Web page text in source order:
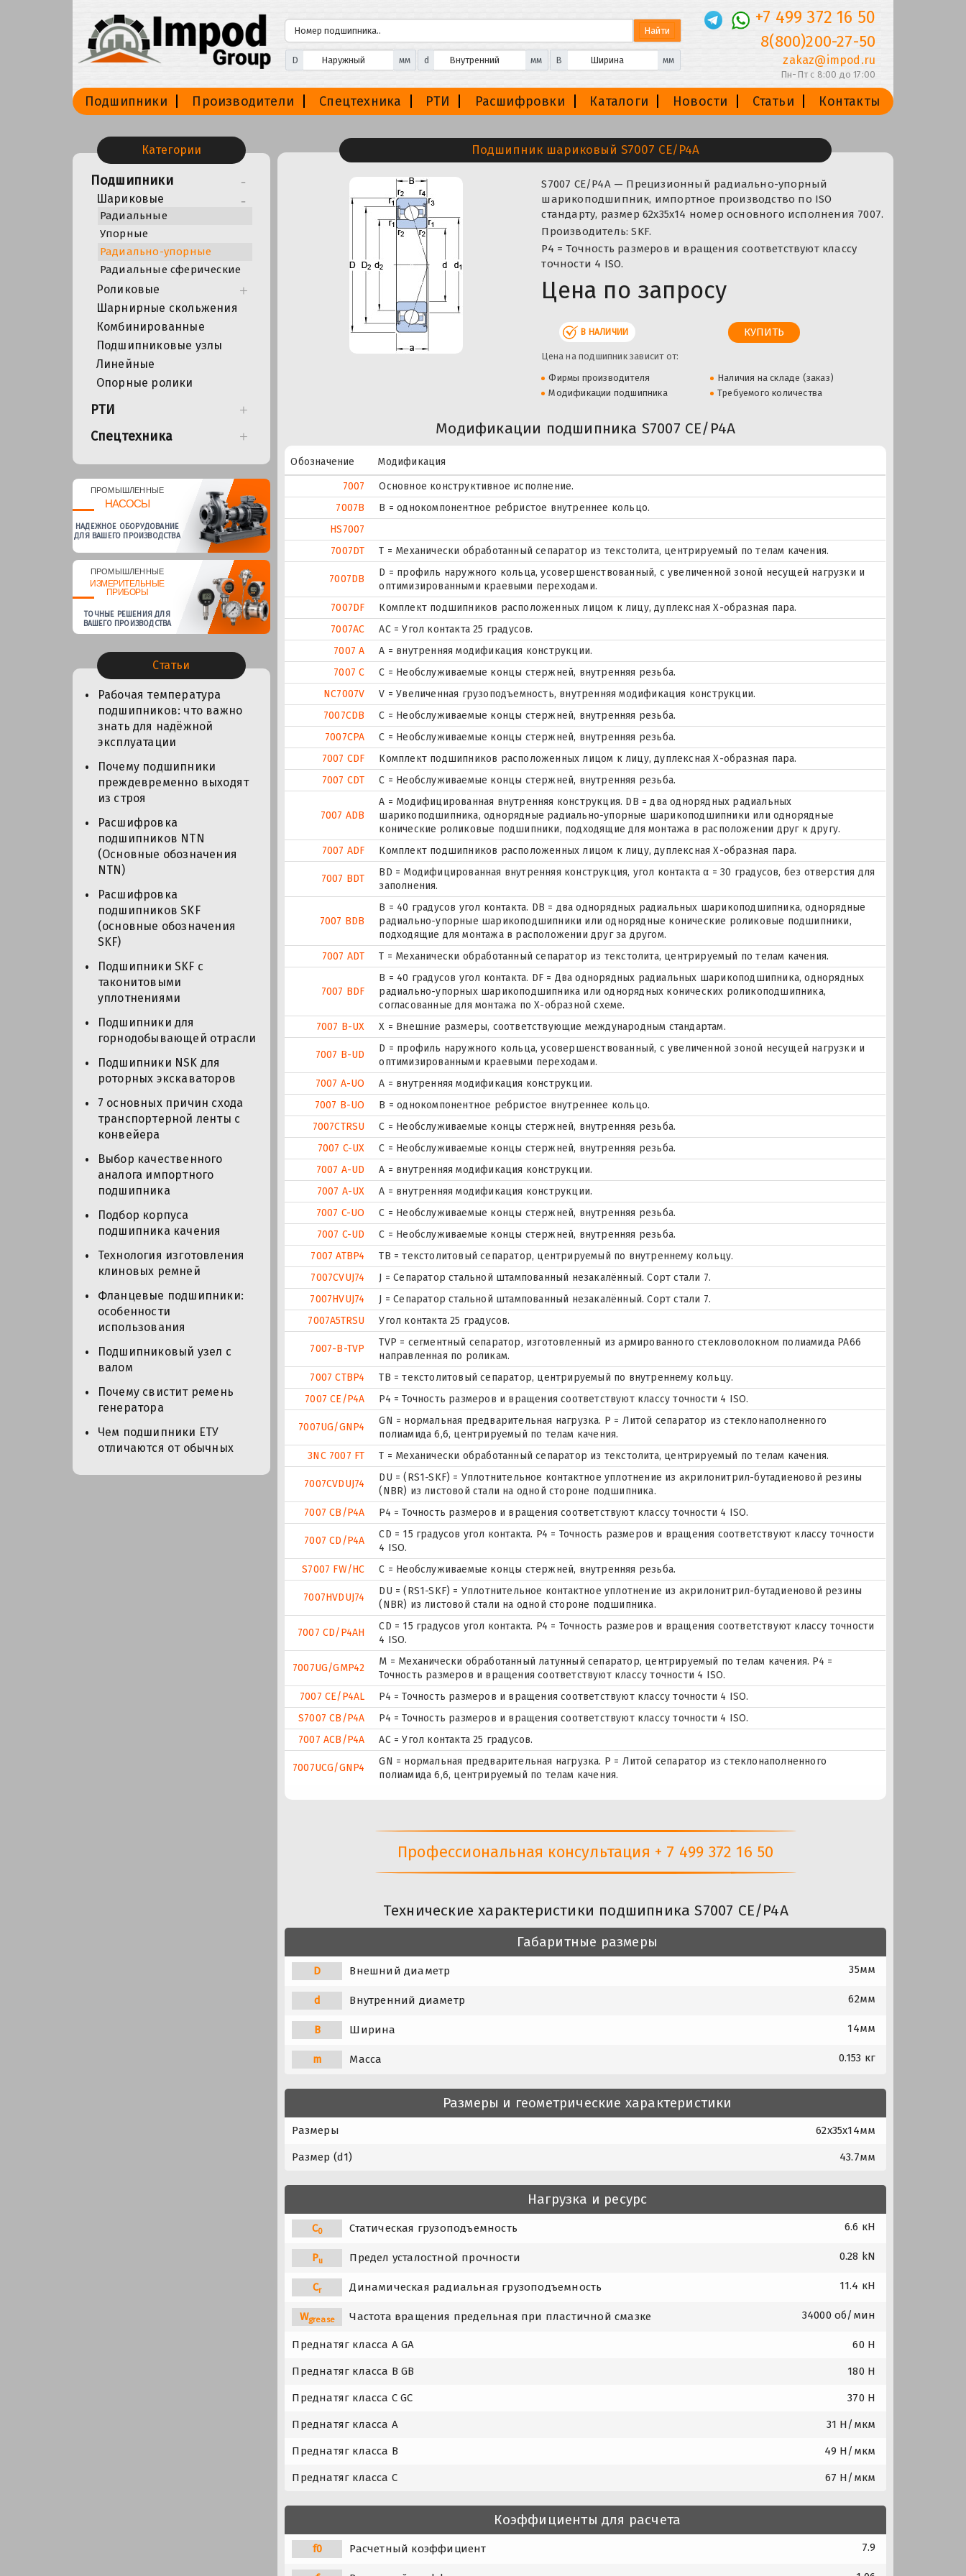
D мм d мм B мм
+7 499 372 16 50
8(800)200-27-50
zakaz@impod.ru
Пн-Пт с 8:00 до 17:00
Подшипники Производители Спецтехника РТИ Расшифровки Каталоги Новости Статьи Контакты
Категории
Подшипники
Шариковые
Радиальные
Упорные
Радиально-упорные
Радиальные сферические
Роликовые
Шарнирные скольжения
Комбинированные
Подшипниковые узлы
Линейные
Опорные ролики
РТИ
Спецтехника
ПРОМЫШЛЕННЫЕ
НАСОСЫ
НАДЕЖНОЕ ОБОРУДОВАНИЕ
ДЛЯ ВАШЕГО ПРОИЗВОДСТВА
ПРОМЫШЛЕННЫЕ
ИЗМЕРИТЕЛЬНЫЕ
ПРИБОРЫ
ТОЧНЫЕ РЕШЕНИЯ ДЛЯ
ВАШЕГО ПРОИЗВОДСТВА
Статьи
Рабочая температура
подшипников: что важно
знать для надёжной
эксплуатации
Почему подшипники
преждевременно выходят
из строя
Расшифровка
подшипников NTN
(Основные обозначения
NTN)
Расшифровка
подшипников SKF
(основные обозначения
SKF)
Подшипники SKF с
таконитовыми
уплотнениями
Подшипники для
горнодобывающей отрасли
Подшипники NSK для
роторных экскаваторов
7 основных причин схода
транспортерной ленты с
конвейера
Выбор качественного
аналога импортного
подшипника
Подбор корпуса
подшипника качения
Технология изготовления
клиновых ремней
Фланцевые подшипники:
особенности
использования
Подшипниковый узел с
валом
Почему свистит ремень
генератора
Чем подшипники ЕТУ
отличаются от обычных
Подшипник шариковый S7007 CE/P4A
S7007 CE/P4A — Прецизионный радиально-упорный
шарикоподшипник, импортное производство по ISO
стандарту, размер 62x35x14 номер основного исполнения 7007.
Производитель: SKF.
P4 = Точность размеров и вращения соответствуют классу
точности 4 ISO.
Цена по запросу
В НАЛИЧИИ
Цена на подшипник зависит от:
Фирмы производителя
Наличия на складе (заказ)
Модификации подшипника
Требуемого количества
Модификации подшипника S7007 CE/P4A
Обозначение
Модификация
7007
Основное конструктивное исполнение.
7007B
B = однокомпонентное ребристое внутреннее кольцо.
HS7007
7007DT
T = Механически обработанный сепаратор из текстолита, центрируемый по телам качения.
7007DB
D = профиль наружного кольца, усовершенствованный, с увеличенной зоной несущей нагрузки и
оптимизированными краевыми переходами.
7007DF
Комплект подшипников расположенных лицом к лицу, дуплексная Х-образная пара.
7007AC
AC = Угол контакта 25 градусов.
7007 A
A = внутренняя модификация конструкции.
7007 C
С = Необслуживаемые концы стержней, внутренняя резьба.
NC7007V
V = Увеличенная грузоподъемность, внутренняя модификация конструкции.
7007CDB
С = Необслуживаемые концы стержней, внутренняя резьба.
7007CPA
С = Необслуживаемые концы стержней, внутренняя резьба.
7007 CDF
Комплект подшипников расположенных лицом к лицу, дуплексная Х-образная пара.
7007 CDT
С = Необслуживаемые концы стержней, внутренняя резьба.
7007 ADB
A = Модифицированная внутренняя конструкция. DB = два однорядных радиальных
шарикоподшипника, однорядные радиально-упорные шарикоподшипники или однорядные
конические роликовые подшипники, подходящие для монтажа в расположении друг к другу.
7007 ADF
Комплект подшипников расположенных лицом к лицу, дуплексная Х-образная пара.
7007 BDT
BD = Модифицированная внутренняя конструкция, угол контакта α = 30 градусов, без отверстия для
заполнения.
7007 BDB
B = 40 градусов угол контакта. DB = два однорядных радиальных шарикоподшипника, однорядные
радиально-упорные шарикоподшипники или однорядные конические роликовые подшипники,
подходящие для монтажа в расположении друг за другом.
7007 ADT
T = Механически обработанный сепаратор из текстолита, центрируемый по телам качения.
7007 BDF
B = 40 градусов угол контакта. DF = Два однорядных радиальных шарикоподшипника, однорядных
радиально-упорных шарикоподшипника или однорядных конических роликоподшипника,
согласованные для монтажа по Х-образной схеме.
7007 B-UX
X = Внешние размеры, соответствующие международным стандартам.
7007 B-UD
D = профиль наружного кольца, усовершенствованный, с увеличенной зоной несущей нагрузки и
оптимизированными краевыми переходами.
7007 A-UO
A = внутренняя модификация конструкции.
7007 B-UO
B = однокомпонентное ребристое внутреннее кольцо.
7007CTRSU
С = Необслуживаемые концы стержней, внутренняя резьба.
7007 C-UX
С = Необслуживаемые концы стержней, внутренняя резьба.
7007 A-UD
A = внутренняя модификация конструкции.
7007 A-UX
A = внутренняя модификация конструкции.
7007 C-UO
С = Необслуживаемые концы стержней, внутренняя резьба.
7007 C-UD
С = Необслуживаемые концы стержней, внутренняя резьба.
7007 ATBP4
ТВ = текстолитовый сепаратор, центрируемый по внутреннему кольцу.
7007CVUJ74
J = Сепаратор стальной штампованный незакалённый. Сорт стали 7.
7007HVUJ74
J = Сепаратор стальной штампованный незакалённый. Сорт стали 7.
7007A5TRSU
Угол контакта 25 градусов.
7007-B-TVP
TVP = сегментный сепаратор, изготовленный из армированного стекловолокном полиамида PA66
направленная по роликам.
7007 CTBP4
ТВ = текстолитовый сепаратор, центрируемый по внутреннему кольцу.
7007 CE/P4A
P4 = Точность размеров и вращения соответствуют классу точности 4 ISO.
7007UG/GNP4
GN = нормальная предварительная нагрузка. P = Литой сепаратор из стеклонаполненного
полиамида 6,6, центрируемый по телам качения.
3NC 7007 FT
T = Механически обработанный сепаратор из текстолита, центрируемый по телам качения.
7007CVDUJ74
DU = (RS1-SKF) = Уплотнительное контактное уплотнение из акрилонитрил-бутадиеновой резины
(NBR) из листовой стали на одной стороне подшипника.
7007 CB/P4A
P4 = Точность размеров и вращения соответствуют классу точности 4 ISO.
7007 CD/P4A
CD = 15 градусов угол контакта. P4 = Точность размеров и вращения соответствуют классу точности
4 ISO.
S7007 FW/HC
С = Необслуживаемые концы стержней, внутренняя резьба.
7007HVDUJ74
DU = (RS1-SKF) = Уплотнительное контактное уплотнение из акрилонитрил-бутадиеновой резины
(NBR) из листовой стали на одной стороне подшипника.
7007 CD/P4AH
CD = 15 градусов угол контакта. P4 = Точность размеров и вращения соответствуют классу точности
4 ISO.
7007UG/GMP42
М = Механически обработанный латунный сепаратор, центрируемый по телам качения. P4 =
Точность размеров и вращения соответствуют классу точности 4 ISO.
7007 CE/P4AL
P4 = Точность размеров и вращения соответствуют классу точности 4 ISO.
S7007 CB/P4A
P4 = Точность размеров и вращения соответствуют классу точности 4 ISO.
7007 ACB/P4A
AC = Угол контакта 25 градусов.
7007UCG/GNP4
GN = нормальная предварительная нагрузка. P = Литой сепаратор из стеклонаполненного
полиамида 6,6, центрируемый по телам качения.
Профессиональная консультация + 7 499 372 16 50
Технические характеристики подшипника S7007 CE/P4A
Габаритные размеры
D Внешний диаметр 35мм
d Внутренний диаметр 62мм
B Ширина 14мм
m Масса 0.153 кг
Размеры и геометрические характеристики
Размеры 62x35x14мм
Размер (d1) 43.7мм
Нагрузка и ресурс
C0 Статическая грузоподъемность 6.6 кН
Pu Предел усталостной прочности 0.28 kN
Cr Динамическая радиальная грузоподъемность 11.4 кН
Wgrease Частота вращения предельная при пластичной смазке 34000 об/мин
Преднатяг класса A GA 60 Н
Преднатяг класса B GB 180 Н
Преднатяг класса C GC 370 Н
Преднатяг класса A 31 Н/мкм
Преднатяг класса B 49 Н/мкм
Преднатяг класса C 67 Н/мкм
Коэффициенты для расчета
f0 Расчетный коэффициент 7.9